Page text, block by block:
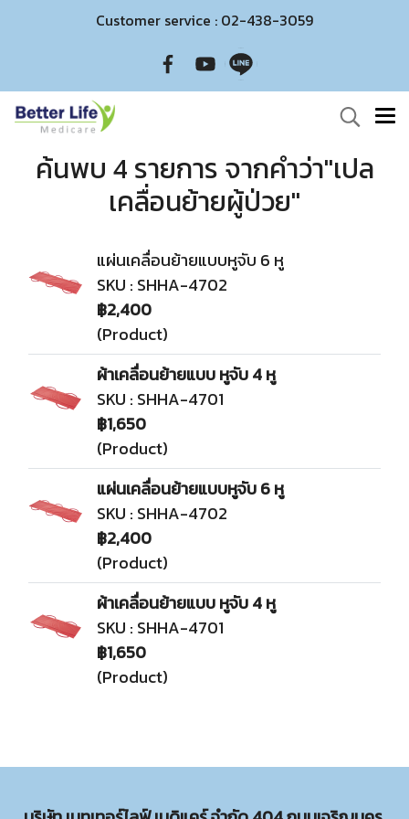
Customer service : 02-438-3059
ค้นพบ 4 รายการ จากคำว่า"เปล
เคลื่อนย้ายผู้ป่วย"
แผ่นเคลื่อนย้ายแบบหูจับ 6 หู
SKU : SHHA-4702
฿2,400
(Product)
ผ้าเคลื่อนย้ายแบบ หูจับ 4 หู
SKU : SHHA-4701
฿1,650
(Product)
แผ่นเคลื่อนย้ายแบบหูจับ 6 หู
SKU : SHHA-4702
฿2,400
(Product)
ผ้าเคลื่อนย้ายแบบ หูจับ 4 หู
SKU : SHHA-4701
฿1,650
(Product)